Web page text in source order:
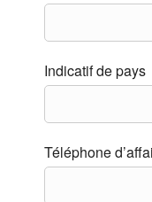
Indicatif de pays
Téléphone